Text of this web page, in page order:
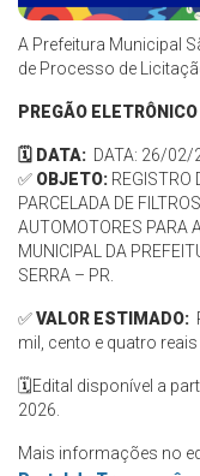
A Prefeitura Municipal
de Processo de
PREGÃO
🗓️ DATA: DATA: 26/02/
✅ OBJETO: REGISTRO
PARCELADA DE
AUTOMOTORES PARA
MUNICIPAL DA
SERRA – PR.
✅VALOR ESTIMADO:
mil, cento e quatro
🗓️Edital disponível a
2026.
Mais informações no